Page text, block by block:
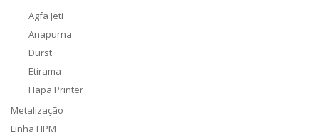
Agfa Jeti
Anapurna
Durst
Etirama
Hapa Printer
Metalização
Linha HPM